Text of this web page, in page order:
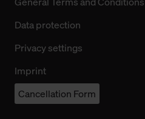
Data protection
Privacy settings
Imprint
Cancellation Form